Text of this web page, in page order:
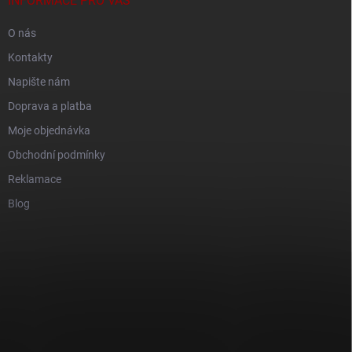
O nás
Kontakty
Napište nám
Doprava a platba
Moje objednávka
Obchodní podmínky
Reklamace
Blog